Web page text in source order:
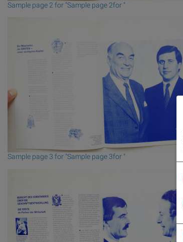
Sample page 2 for "Sample page 2for "
Sample page 3 for "Sample page 3for "